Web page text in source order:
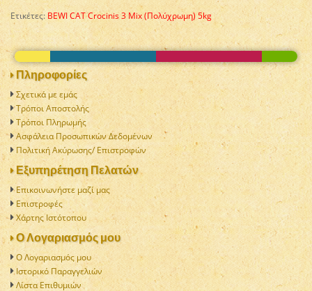
Ετικέτες:BEWI CAT Crocinis 3 Mix (Πολύχρωμη) 5kg
Πληροφορίες
Σχετικά με εμάς
Τρόποι Αποστολής
Τρόποι Πληρωμής
Ασφάλεια Προσωπικών Δεδομένων
Πολιτική Aκύρωσης/ Επιστροφών
Εξυπηρέτηση Πελατών
Επικοινωνήστε μαζί μας
Επιστροφές
Χάρτης Ιστότοπου
Ο Λογαριασμός μου
Ο Λογαριασμός μου
Ιστορικό Παραγγελιών
Λίστα Επιθυμιών